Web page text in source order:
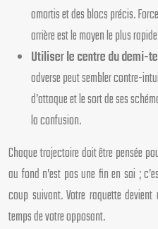
amortis et des blocs précis.
arrière est le moyen le plus
Utiliser le centre du demi-
adverse peut sembler contre-
d’attaque et le sort de ses
la confusion.
Chaque trajectoire doit être pensée
au fond n’est pas une fin en soi ;
coup suivant. Votre raquette
temps de votre opposant.